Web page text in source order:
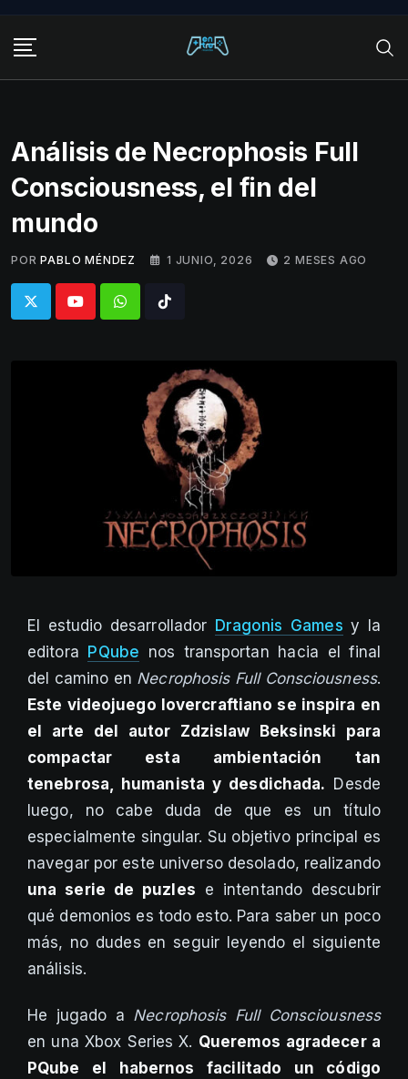
content
Análisis de Necrophosis Full
Consciousness, el fin del
mundo
POR PABLO MÉNDEZ 1 JUNIO, 2026 2 MESES AGO
WhatsappTiktok
El estudio desarrollador Dragonis Games y la
editora PQube nos transportan hacia el final
del camino en Necrophosis Full Consciousness.
Este videojuego lovercraftiano se inspira en
el arte del autor Zdzislaw Beksinski para
compactar esta ambientación tan
tenebrosa, humanista y desdichada. Desde
luego, no cabe duda de que es un título
especialmente singular. Su objetivo principal es
navegar por este universo desolado, realizando
una serie de puzles e intentando descubrir
qué demonios es todo esto. Para saber un poco
más, no dudes en seguir leyendo el siguiente
análisis.
He jugado a Necrophosis Full Consciousness
en una Xbox Series X. Queremos agradecer a
PQube el habernos facilitado un código